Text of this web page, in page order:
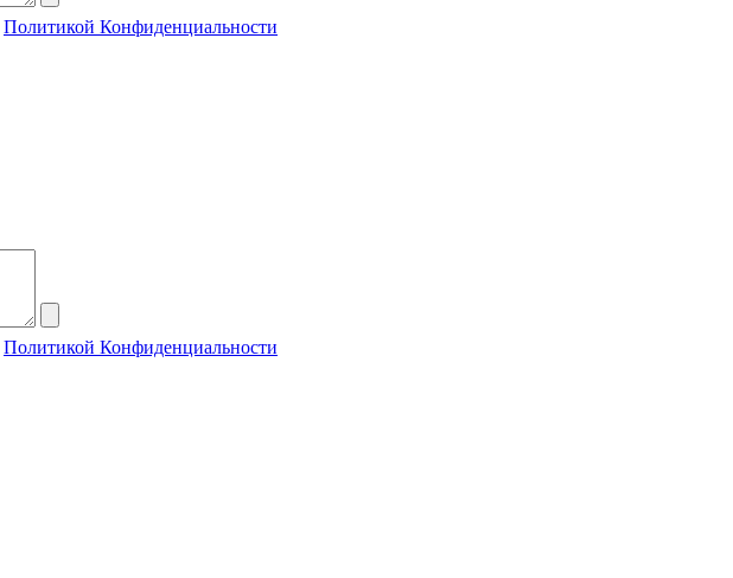
Политикой Конфиденциальности
Политикой Конфиденциальности